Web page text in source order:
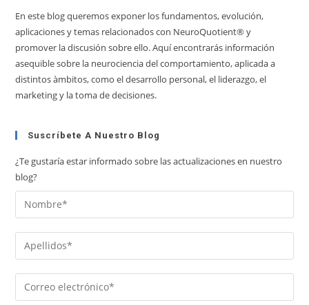
En este blog queremos exponer los fundamentos, evolución,
aplicaciones y temas relacionados con NeuroQuotient® y
promover la discusión sobre ello. Aquí encontrarás información
asequible sobre la neurociencia del comportamiento, aplicada a
distintos àmbitos, como el desarrollo personal, el liderazgo, el
marketing y la toma de decisiones.
Suscríbete A Nuestro Blog
¿Te gustaría estar informado sobre las actualizaciones en nuestro
blog?